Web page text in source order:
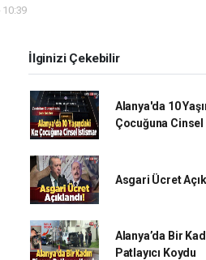
10:39
İlginizi Çekebilir
Alanya'da 10
Çocuğuna
Asgari Ücret
Alanya’da Bir
Patlayıcı Koydu